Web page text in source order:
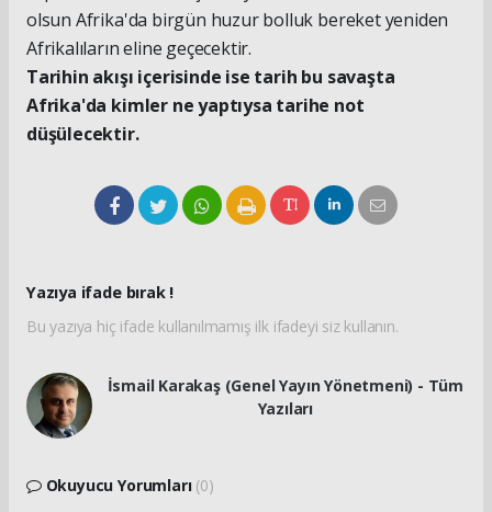
olsun Afrika'da birgün huzur bolluk bereket yeniden
Afrikalıların eline geçecektir.
Tarihin akışı içerisinde ise tarih bu savaşta
Afrika'da kimler ne yaptıysa tarihe not
düşülecektir.
Yazıya ifade bırak !
Bu yazıya hiç ifade kullanılmamış ilk ifadeyi siz kullanın.
İsmail Karakaş (Genel Yayın Yönetmeni) - Tüm
Yazıları
Okuyucu Yorumları (0)